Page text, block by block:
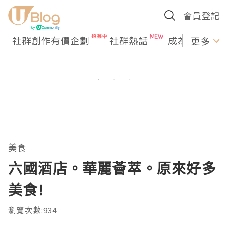
會員登記
社群創作有價企劃 社群熱話 成為U更多
美食
六國酒店。華麗薈萃。原來好多
美食!
瀏覽次數:934